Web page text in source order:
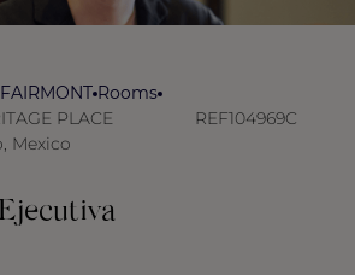
FAIRMONT Rooms
PLACE
Mexico
REF104969C